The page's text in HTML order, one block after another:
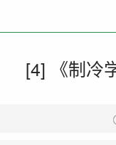
[4] 《制冷